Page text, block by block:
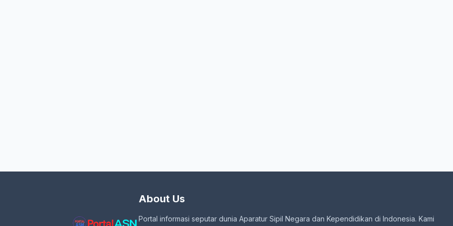
About Us
Portal informasi seputar dunia Aparatur Sipil Negara dan Kependidikan di Indonesia. Kami